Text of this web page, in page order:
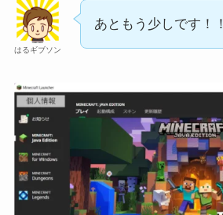
はるギブソン
あともう少しです！！